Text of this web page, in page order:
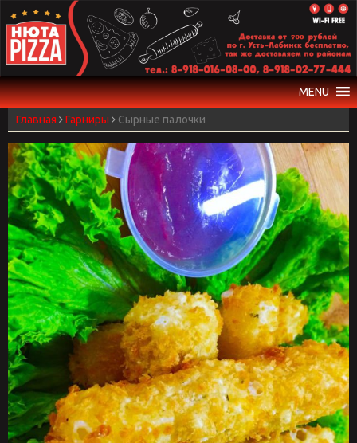
to
content
MENU
Главная Гарниры Сырные палочки